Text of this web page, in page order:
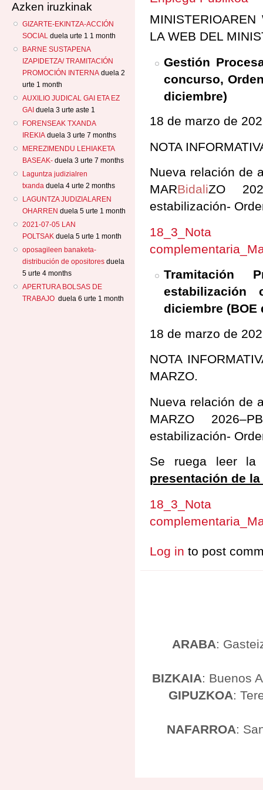
Azken iruzkinak
GIZARTE-EKINTZA-ACCIÓN
SOCIAL duela urte 1 1 month
BARNE SUSTAPENA
IZAPIDETZA/ TRAMITACIÓN
PROMOCIÓN INTERNA duela 2
urte 1 month
AUXILIO JUDICAL GAI ETA EZ
GAI duela 3 urte aste 1
FORENSEAK TXANDA
IREKIA duela 3 urte 7 months
MEREZIMENDU LEHIAKETA
BASEAK- duela 3 urte 7 months
Laguntza judizialren
txanda duela 4 urte 2 months
LAGUNTZA JUDIZIALAREN
OHARREN duela 5 urte 1 month
2021-07-05 LAN
POLTSAK duela 5 urte 1 month
oposagileen banaketa-
distribución de opositores duela
5 urte 4 months
APERTURA BOLSAS DE
TRABAJO duela 6 urte 1 month
LA WEB DEL
Gestión
concurso,
diciembre)
18 de marzo de
NOTA
Nueva relación de
MARBidaliZO
estabilización-
Tramitación
estabilización
diciembre (BOE
18 de marzo de
NOTA
MARZO.
​Nueva relación de
MARZO
estabilización-
Se ruega leer la
presentación de
Log in to post
ARABA:
BIZKAIA: Buenos
GIPUZKOA:
NAFARROA: